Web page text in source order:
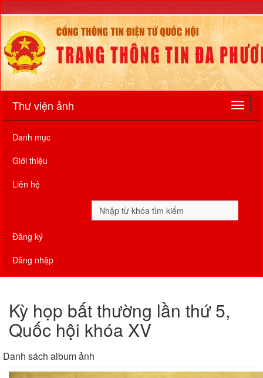
Thư viện ảnh
Danh mục
Giới thiệu
Liên hệ
Đăng ký
Đăng nhập
Kỳ họp bất thường lần thứ 5,
Quốc hội khóa XV
Danh sách album ảnh